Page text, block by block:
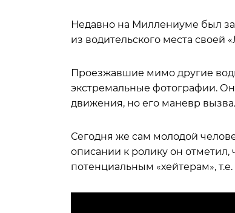
Недавно на Миллениуме был
из водительского места своей
Проезжавшие мимо другие
экстремальные фотографии.
движения, но его маневр
Сегодня же сам молодой
описании к ролику он отметил,
потенциальным «хейтерам»,